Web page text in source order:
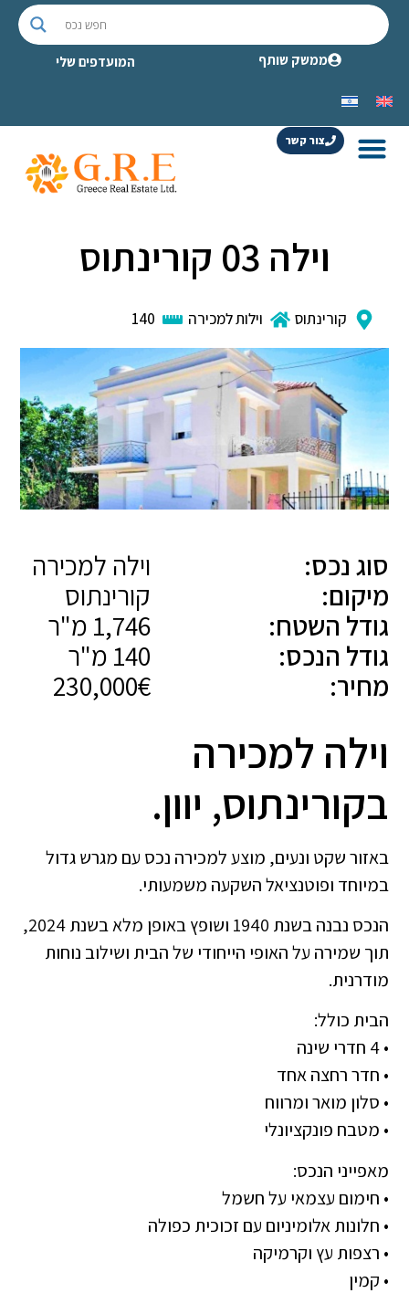
ממשק שותף המועדפים שלי
צור קשר
וילה 03 קורינתוס
קורינתוס וילות למכירה 140
סוג נכס:
וילה למכירה
מיקום:
קורינתוס
גודל השטח:
1,746 מ"ר
גודל הנכס:
מחיר:
230,000€
וילה למכירה
בקורינתוס, יוון.
באזור שקט ונעים, מוצע למכירה נכס עם מגרש גדול
במיוחד ופוטנציאל השקעה משמעותי.
הנכס נבנה בשנת 1940 ושופץ באופן מלא בשנת 2024,
תוך שמירה על האופי הייחודי של הבית ושילוב נוחות
מודרנית.
הבית כולל:
• 4 חדרי שינה
• חדר רחצה אחד
• סלון מואר ומרווח
• מטבח פונקציונלי
מאפייני הנכס:
• חימום עצמאי על חשמל
• חלונות אלומיניום עם זכוכית כפולה
• רצפות עץ וקרמיקה
• קמין